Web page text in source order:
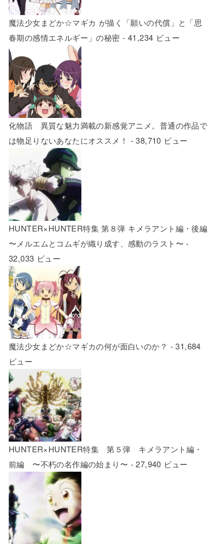
魔法少女まどか☆マギカ が描く「願いの代償」と「思
春期の感情エネルギー」の秘密 - 41,234 ビュー
化物語 異質な魅力満載の新感覚アニメ。普通の作品で
は物足りないあなたにオススメ！ - 38,710 ビュー
HUNTER×HUNTER特集 第８弾 キメラアント編・後編
〜メルエムとコムギが織り成す、感動のラスト〜 -
32,033 ビュー
魔法少女まどか☆マギカの何が面白いのか？ - 31,684
ビュー
HUNTER×HUNTER特集 第５弾 キメラアント編・
前編 〜不朽の名作編の始まり〜 - 27,940 ビュー